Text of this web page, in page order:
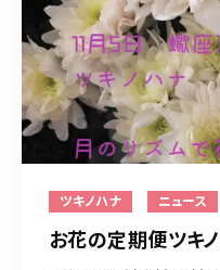
ツキノハナ ニュース
お花の定期便ツキ